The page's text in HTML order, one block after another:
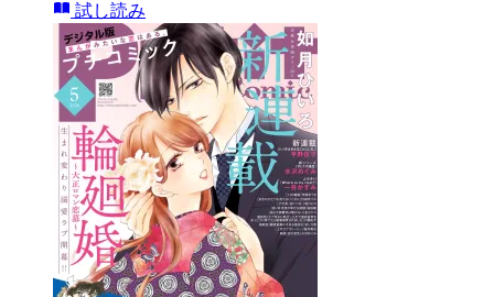
試し読み